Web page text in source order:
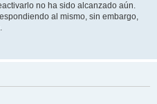
no ha sido alcanzado aún.
al mismo, sin embargo,